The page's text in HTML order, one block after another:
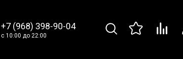
+7 (968) 398-90-04
с 10:00 до 22:00